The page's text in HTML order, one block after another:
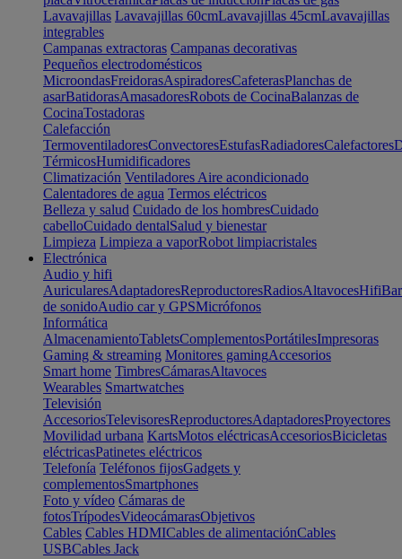
Lavavajillas Lavavajillas 60cmLavavajillas 45cmLavavajillas
integrables
Campanas extractoras Campanas decorativas
Pequeños electrodomésticos
MicroondasFreidorasAspiradoresCafeterasPlanchas de
asarBatidorasAmasadoresRobots de CocinaBalanzas de
CocinaTostadoras
Calefacción
TermoventiladoresConvectoresEstufasRadiadoresCalefactores
TérmicosHumidificadores
Climatización Ventiladores Aire acondicionado
Calentadores de agua Termos eléctricos
Belleza y salud Cuidado de los hombresCuidado
cabelloCuidado dentalSalud y bienestar
Limpieza Limpieza a vaporRobot limpiacristales
Electrónica
Audio y hifi
AuricularesAdaptadoresReproductoresRadiosAltavocesHifi
de sonidoAudio car y GPSMicrófonos
Informática
AlmacenamientoTabletsComplementosPortátilesImpresoras
Gaming & streaming Monitores gamingAccesorios
Smart home TimbresCámarasAltavoces
Wearables Smartwatches
Televisión
AccesoriosTelevisoresReproductoresAdaptadoresProyectores
Movilidad urbana KartsMotos eléctricasAccesoriosBicicletas
eléctricasPatinetes eléctricos
Telefonía Teléfonos fijosGadgets y
complementosSmartphones
Foto y vídeo Cámaras de
fotosTrípodesVideocámarasObjetivos
Cables Cables HDMICables de alimentaciónCables
USBCables Jack